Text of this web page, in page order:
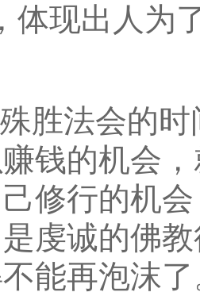
体现出人为
胜法会的
钱的机会
修行的机
虔诚的佛
能再泡沫